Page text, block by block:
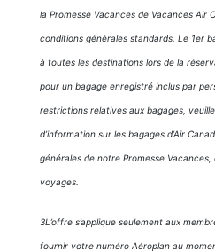
la Promesse Vacances de Vacances Air
conditions générales standards. Le 1er
à toutes les destinations lors de la
pour un bagage enregistré inclus par
restrictions relatives aux bagages,
d’information sur les bagages d’Air
générales de notre Promesse
voyages.
3L’offre s’applique seulement aux
fournir votre numéro Aéroplan au